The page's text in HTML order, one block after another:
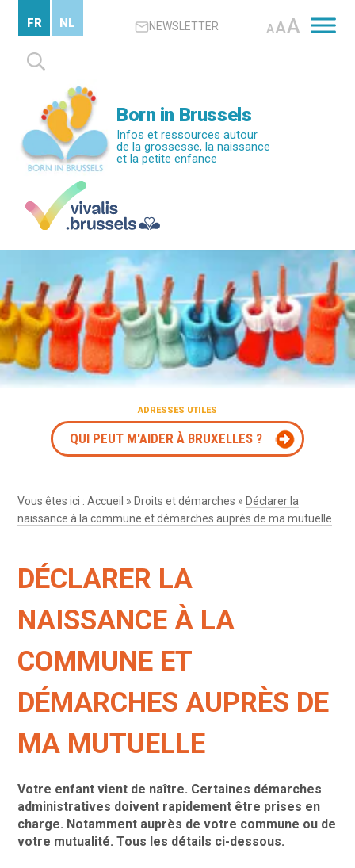
contenu
principal
NEWSLETTER AAA
Rechercher :
FR NL
Born in Brussels
Infos et ressources autour
de la grossesse, la naissance
et la petite enfance
ADRESSES UTILES
QUI PEUT M'AIDER À BRUXELLES ?
Vous êtes ici :Accueil » Droits et démarches » Déclarer la
naissance à la commune et démarches auprès de ma mutuelle
DÉCLARER LA
NAISSANCE À LA
COMMUNE ET
DÉMARCHES AUPRÈS DE
MA MUTUELLE
Votre enfant vient de naître. Certaines démarches
administratives doivent rapidement être prises en
charge. Notamment auprès de votre commune ou de
votre mutualité. Tous les détails ci-dessous.